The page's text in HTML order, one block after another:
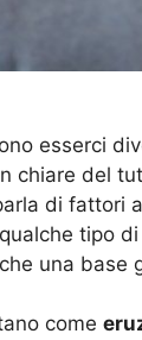
esserci
chiare del
di fattori
tipo
una base
come